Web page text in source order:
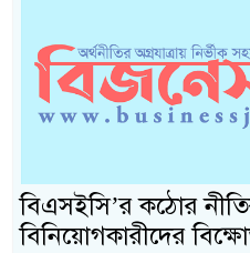
বিএসইসি’র কঠোর
বিনিয়োগকারীদের